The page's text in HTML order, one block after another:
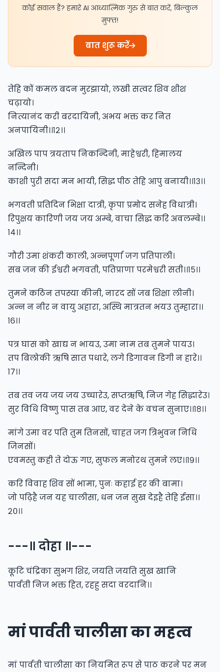
कोई सवाल हैं? हमारे AI आध्यात्मिक गुरु से बात करें, बिल्कुल
मुफ्त!
बात शुरू करें
तेहि कों कमल बदन मुरझायो, लखी सत्वर शिव शीश
चढ़ायो।
नित्यानंद करी बरदायिनी, अभय भक्त कर नित
अनपायिनी।।१२।।
अखिल पाप त्रयताप निकन्दिनी, माहेश्वरी, हिमालय
नन्दिनी।
काशी पुरी सदा मन भायी, सिद्ध पीठ तेहि आपु बनायी।।१३।।
भगवती प्रतिदिन भिक्षा दात्री, कृपा प्रमोद सनेह विधात्री।
रिपुक्षय कारिणी जय जय अम्बे, वाचा सिद्ध करि अवलम्बे।।
१४।।
गौरी उमा शंकरी काली, अन्नपूर्णा जग प्रतिपाली।
सब जन की ईश्वरी भगवती, पतिप्राणा परमेश्वरी सती।।१५।।
तुमने कठिन तपस्या कीनी, नारद सों जब शिक्षा लीनी।
अन्न न नीर न वायु अहारा, अस्थि मात्रतन भयउ तुम्हारा।।
१६।।
पत्र घास को खाद्य न भायउ, उमा नाम तब तुमने पायउ।
तप बिलोकी ऋषि सात पधारे, लगे डिगावन डिगी न हारे।।
१७।।
तब तव जय जय जय उच्चारेउ, सप्तऋषि, निज गेह सिद्धारेउ।
सुर विधि विष्णु पास तब आए, वर देने के वचन सुनाए।।१८।।
मांगे उमा वर पति तुम तिनसों, चाहत जग त्रिभुवन निधि
जिनसों।
एवमस्तु कही ते दोऊ गए, सुफल मनोरथ तुमने लए।।१९।।
करि विवाह शिव सों भामा, पुनः कहाई हर की बामा।
जो पढ़िहै जन यह चालीसा, धन जन सुख देइहै तेहि ईसा।।
२०।।
---॥ दोहा ॥---
कूटि चंद्रिका सुभग शिर, जयति जयति सुख खा‍नि
पार्वती निज भक्त हित, रहहु सदा वरदानि।।
मां पार्वती चालीसा का महत्व
मां पार्वती चालीसा का नियमित रूप से पाठ करने पर मन